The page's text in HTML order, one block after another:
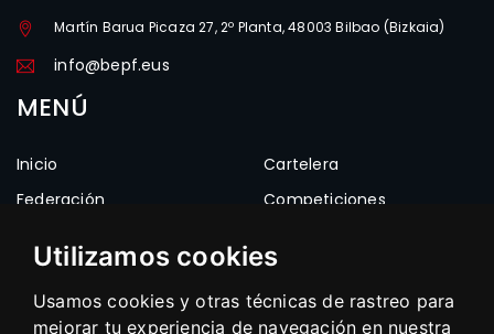
Utilizamos cookies
Usamos cookies y otras técnicas de rastreo para
mejorar tu experiencia de navegación en nuestra
Martín Barua Picaza 27, 2º Planta, 48003 Bilbao (Bizkaia)
info@bepf.eus
MENÚ
Inicio
Federación
Noticias
Documentos
Cartelera
Competiciones
Frontones
Enlaces